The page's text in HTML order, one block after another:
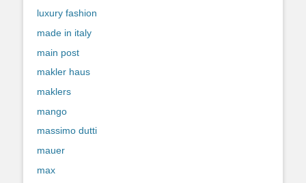
luxury fashion
made in italy
main post
makler haus
maklers
mango
massimo dutti
mauer
max